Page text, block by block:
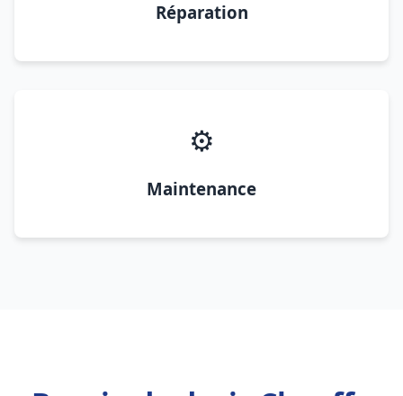
Réparation
⚙️
Maintenance